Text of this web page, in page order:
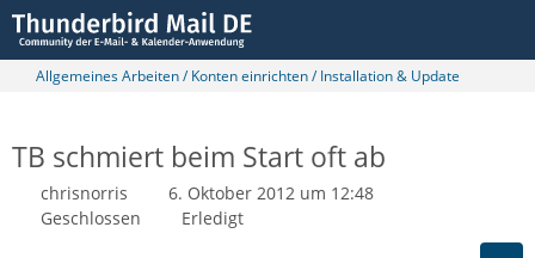
Allgemeines Arbeiten / Konten einrichten / Installation & Update
TB schmiert beim Start oft ab
chrisnorris
6. Oktober 2012 um 12:48
Geschlossen
Erledigt